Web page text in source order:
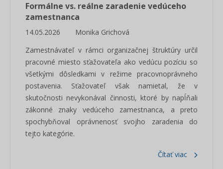
Formálne vs. reálne zaradenie vedúceho
zamestnanca
14.05.2026
Monika Grichová
Zamestnávateľ v rámci organizačnej štruktúry určil
pracovné miesto sťažovateľa ako vedúcu pozíciu so
všetkými dôsledkami v režime pracovnoprávneho
postavenia. Sťažovateľ však namietal, že v
skutočnosti nevykonával činnosti, ktoré by napĺňali
zákonné znaky vedúceho zamestnanca, a preto
spochybňoval oprávnenosť svojho zaradenia do
tejto kategórie.
Čítať viac